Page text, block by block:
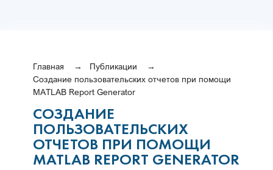
Главная
Публикации
Создание пользовательских отчетов при помощи
MATLAB Report Generator
СОЗДАНИЕ
ПОЛЬЗОВАТЕЛЬСКИХ
ОТЧЕТОВ ПРИ ПОМОЩИ
MATLAB REPORT GENERATOR